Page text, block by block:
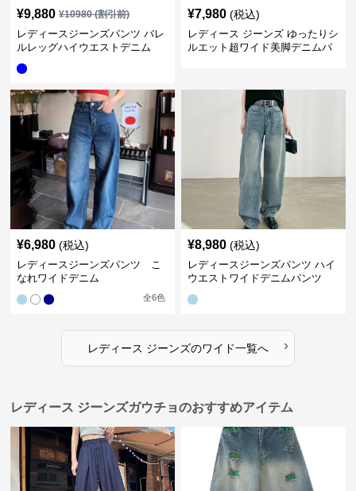
¥9,880 ¥10980(割引前)
レディースジーンズパンツ バレ
ルレッグハイウエストデニム
¥7,980 (税込)
レディース ジーンズ ゆったりシ
ルエット超ワイド美脚デニムパ
¥6,980 (税込)
レディースジーンズパンツ こ
なれワイドデニム
全6色
¥8,980 (税込)
レディースジーンズパンツ ハイ
ウエストワイドデニムパンツ
レディース ジーンズのワイド一覧へ ›
レディース ジーンズガウチョのおすすめアイテム